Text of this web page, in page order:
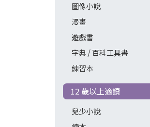
圖像小說
漫畫
遊戲書
字典 / 百科工具書
練習本
12 歲以上適讀
兒少小說